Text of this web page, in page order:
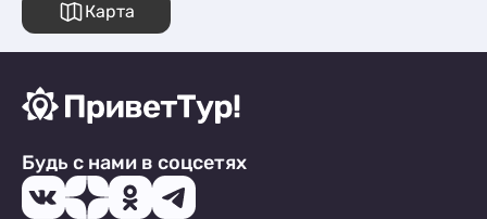
Карта
Будь с нами в соцсетях